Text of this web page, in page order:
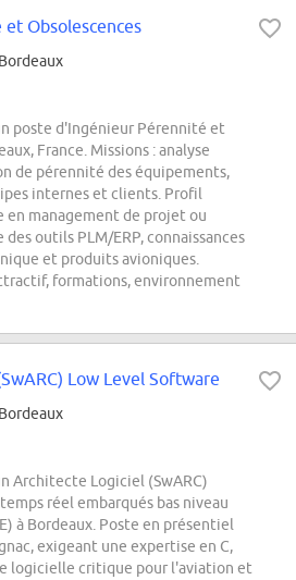
Obsolescences
poste d'Ingénieur Pérennité et
France. Missions : analyse
de pérennité des équipements,
internes et clients. Profil
en management de projet ou
outils PLM/ERP, connaissances
et produits avioniques.
formations, environnement
Low Level Software
Architecte Logiciel (SwARC)
réel embarqués bas niveau
à Bordeaux. Poste en présentiel
exigeant une expertise en C,
logicielle critique pour l'aviation et